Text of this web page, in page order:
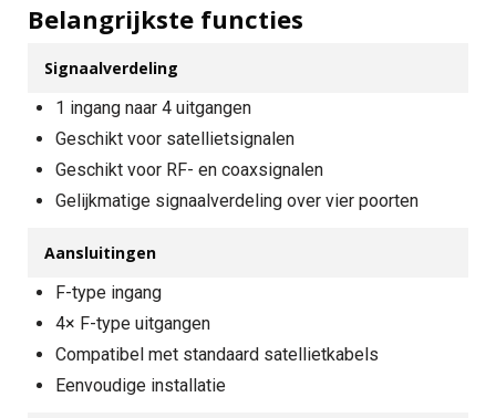
Belangrijkste functies
Signaalverdeling
1 ingang naar 4 uitgangen
Geschikt voor satellietsignalen
Geschikt voor RF- en coaxsignalen
Gelijkmatige signaalverdeling over vier poorten
Aansluitingen
F-type ingang
4× F-type uitgangen
Compatibel met standaard satellietkabels
Eenvoudige installatie